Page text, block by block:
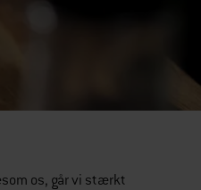
os, går vi stærkt